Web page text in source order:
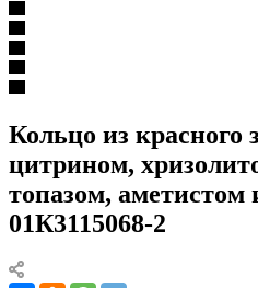
Кольцо из красного
цитрином,
топазом, аметистом
01К3115068-2